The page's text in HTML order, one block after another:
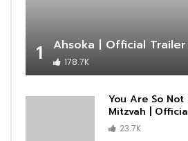
1 Ahsoka | Official Trailer
178.7K
You Are So
Mitzvah |
23.7K